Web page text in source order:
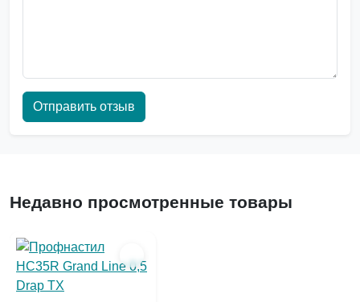
Отправить отзыв
Недавно просмотренные товары